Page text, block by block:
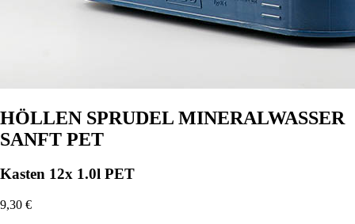
HÖLLEN SPRUDEL MINERALWASSER
SANFT PET
Kasten 12x 1.0l PET
9,30 €